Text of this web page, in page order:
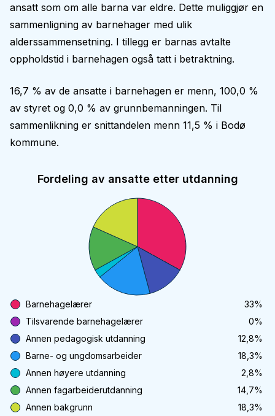
ansatt som om alle barna var eldre. Dette muliggjør en
sammenligning av barnehager med ulik
alderssammensetning. I tillegg er barnas avtalte
oppholdstid i barnehagen også tatt i betraktning.
16,7 % av de ansatte i barnehagen er menn, 100,0 %
av styret og 0,0 % av grunnbemanningen. Til
sammenlikning er snittandelen menn 11,5 % i Bodø
kommune.
Fordeling av ansatte etter utdanning
Barnehagelærer 33%
Tilsvarende barnehagelærer
0%
Annen pedagogisk utdanning
12,8%
Barne- og ungdomsarbeider
18,3%
Annen høyere utdanning
2,8%
Annen fagarbeiderutdanning
14,7%
Annen bakgrunn
18,3%